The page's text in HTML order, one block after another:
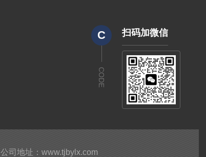
C
CODE
扫码加微信
公司地址：www.tjbylx.com